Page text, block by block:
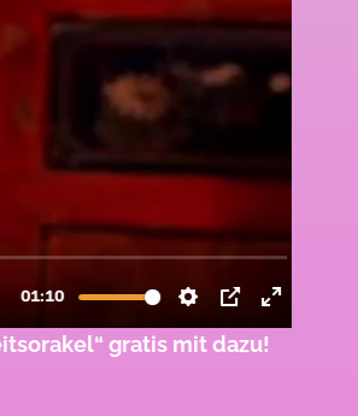
gratis mit dazu!